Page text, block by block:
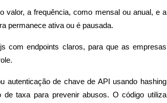
valor, a frequência, como mensal ou anual, e a
permanece ativa ou é pausada.
com endpoints claros, para que as empresas
autenticação de chave de API usando hashing
taxa para prevenir abusos. O código utiliza